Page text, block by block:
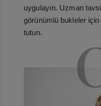
uygulayın. Uzman
görünümlü bukleler için
tutun.